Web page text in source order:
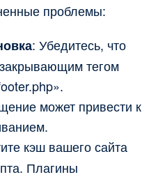
проблемы:
: Убедитесь, что
тегом
может привести к
кэш вашего сайта
Плагины